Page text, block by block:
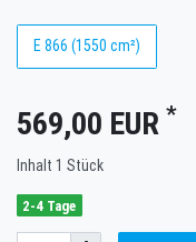
E 866 (1550 cm²)
569,00 EUR *
Inhalt 1 Stück
2-4 Tage